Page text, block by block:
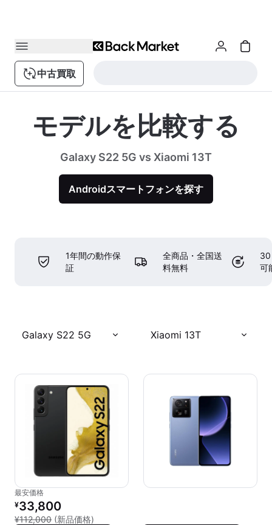
中古買取
モデルを比較する
Galaxy S22 5G vs Xiaomi 13T
Androidスマートフォンを探す
1年間の動作保
証
全商品・全国送
料無料
30
可
Galaxy S22 5G Xiaomi 13T
最安価格
リファービッシュ品の価格：
¥33,800
¥112,000 (新品価格)